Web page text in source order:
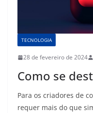
TECNOLOGIA
28 de fevereiro de 2024
Como se
Para os criadores de
requer mais do que